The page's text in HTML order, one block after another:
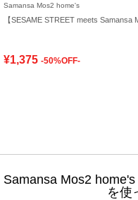
Samansa Mos2 home's
¥1,375 -50%OFF-
Samansa Mos2 home's
を使